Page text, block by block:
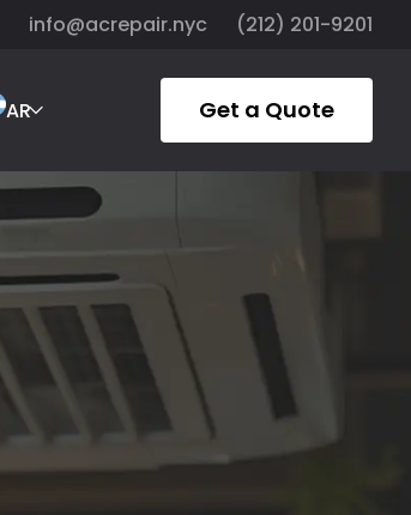
info@acrepair.nyc (212) 201-9201
AR Get a Quote